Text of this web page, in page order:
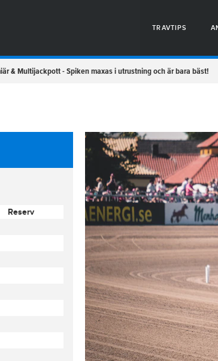
TRAVTIPS
& Multijackpott - Spiken maxas i utrustning och är bara bäst!
Reserv